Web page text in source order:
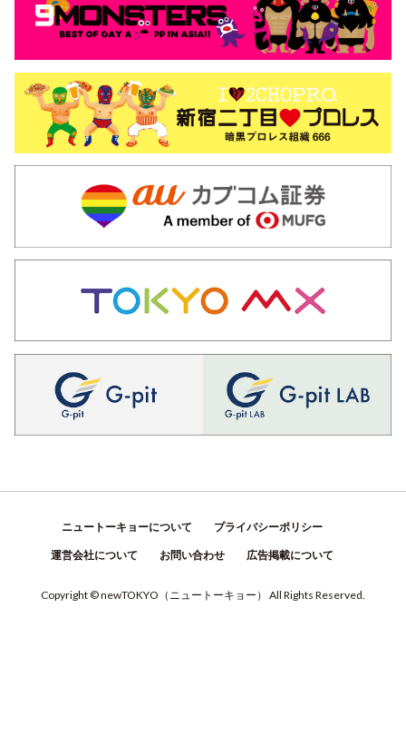
ニュートーキョーについて プライバシーポリシー
運営会社について お問い合わせ 広告掲載について
Copyright © newTOKYO （ ニュートーキョー ） All Rights Reserved.